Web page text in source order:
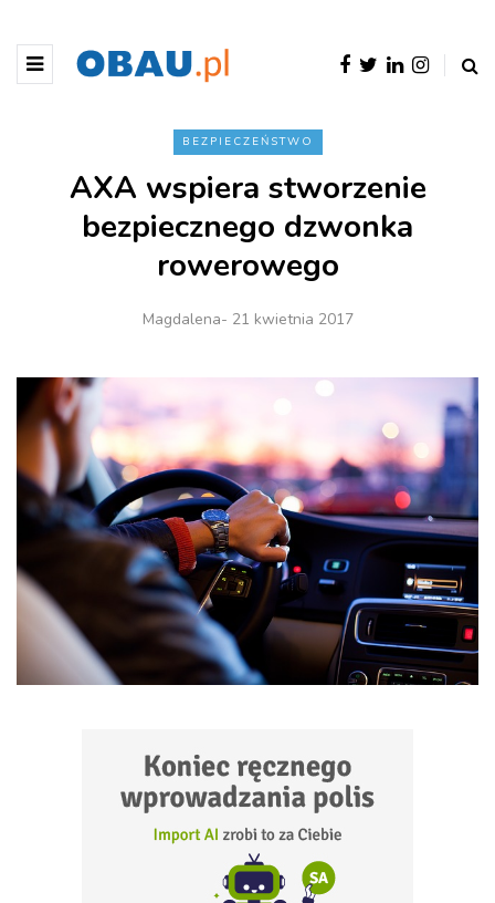
BEZPIECZEŃSTWO
AXA wspiera stworzenie
bezpiecznego dzwonka
rowerowego
Magdalena- 21 kwietnia 2017